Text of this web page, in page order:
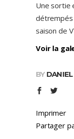
Une sortie
détrempés
saison de
Voir la
BY
Imprimer
Partager